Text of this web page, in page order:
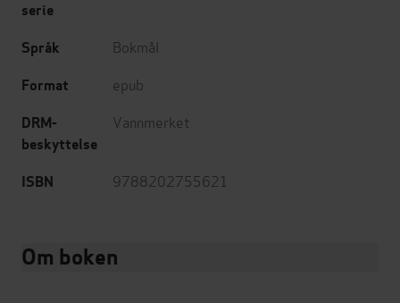
serie
Språk Bokmål
Format epub
DRM-
beskyttelse
Vannmerket
ISBN 9788202755621
Om boken